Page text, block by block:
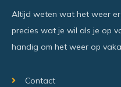
Altijd weten wat het weer
precies wat je wil als je op
handig om het weer op
Contact